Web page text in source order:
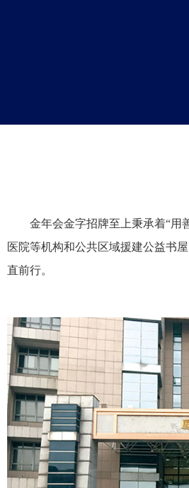
金年会金字招牌至上秉承着“用善
医院等机构和公共区域援建公益书
直前行。